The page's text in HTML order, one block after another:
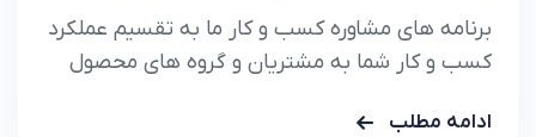
برنامه های مشاوره کسب و کار ما به تقسیم عملکرد
کسب و کار شما به مشتریان و گروه های محصول
ادامه مطلب